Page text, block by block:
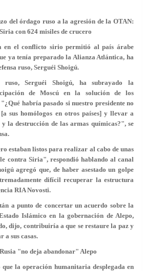
del órdago ruso a la agresión de la OTAN:
con 624 misiles de crucero
en el conflicto sirio permitió al país árabe
ya tenía preparado la Alianza Atlántica, ha
ruso, Serguéi Shoigú.
Serguéi Shoigú, ha subrayado la
de Moscú en la solución de los
habría pasado si nuestro presidente no
sus homólogos en otros países] y llevar a
la destrucción de las armas químicas?", se
estaban listos para realizar al cabo de unas
contra Siria", respondió hablando al canal
agregó que, de haber asestado un golpe
difícil recuperar la estructura
RIA Novosti.
a punto de concertar un acuerdo sobre la
Islámico en la gobernación de Alepo,
dijo, contribuiría a que se restaure la paz y
a sus casas.
"no deja abandonar" Alepo
la operación humanitaria desplegada en